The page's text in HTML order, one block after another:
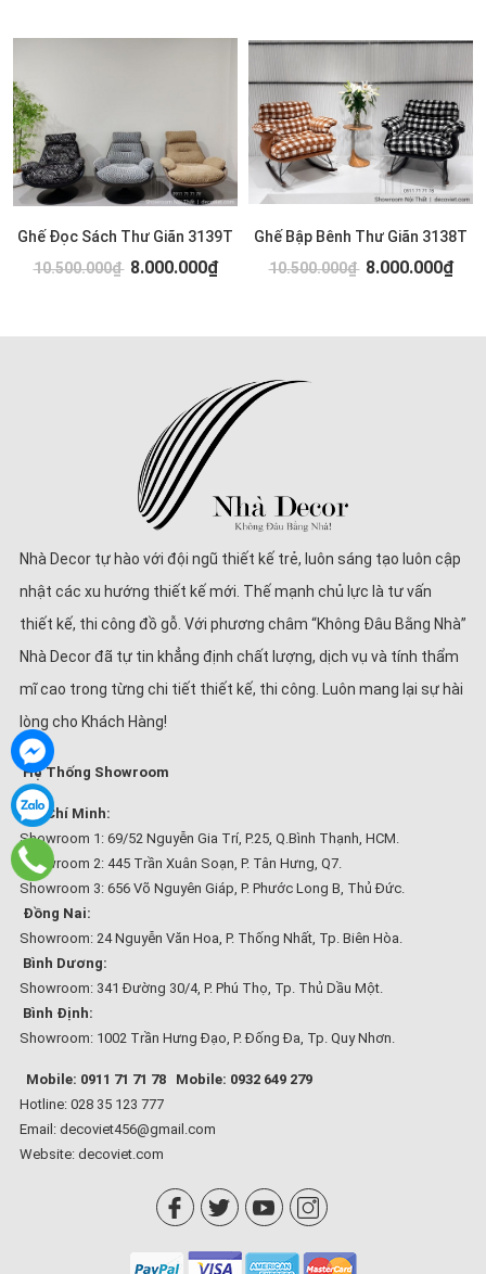
Ghế Đọc Sách Thư Giãn 3139T
10.500.000₫ 8.000.000₫
Ghế Bập Bênh Thư Giãn 3138T
10.500.000₫ 8.000.000₫
Nhà Decor tự hào với đội ngũ thiết kế trẻ, luôn sáng tạo luôn cập
nhật các xu hướng thiết kế mới. Thế mạnh chủ lực là tư vấn
thiết kế, thi công đồ gỗ. Với phương châm “Không Đâu Bằng Nhà”
Nhà Decor đã tự tin khẳng định chất lượng, dịch vụ và tính thẩm
mĩ cao trong từng chi tiết thiết kế, thi công. Luôn mang lại sự hài
lòng cho Khách Hàng!
Hệ Thống Showroom
Hồ Chí Minh:
Showroom 1: 69/52 Nguyễn Gia Trí, P.25, Q.Bình Thạnh, HCM.
Showroom 2: 445 Trần Xuân Soạn, P. Tân Hưng, Q7.
Showroom 3: 656 Võ Nguyên Giáp, P. Phước Long B, Thủ Đức.
Đồng Nai:
Showroom: 24 Nguyễn Văn Hoa, P. Thống Nhất, Tp. Biên Hòa.
Bình Dương:
Showroom: 341 Đường 30/4, P. Phú Thọ, Tp. Thủ Dầu Một.
Bình Định:
Showroom: 1002 Trần Hưng Đạo, P. Đống Đa, Tp. Quy Nhơn.
Mobile: 0911 71 71 78
Mobile: 0932 649 279
Hotline: 028 35 123 777
Email: decoviet456@gmail.com
Website: decoviet.com